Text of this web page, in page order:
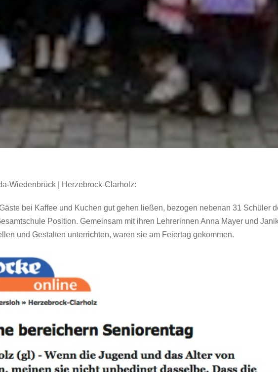
Wiedenbrück | Herzebrock-Clarholz:
bei Kaffee und Kuchen gut gehen ließen, bezogen nebenan 31 Schüler
Position. Gemeinsam mit ihren Lehrerinnen Anna Mayer und
und Gestalten unterrichten, waren sie am Feiertag gekommen.